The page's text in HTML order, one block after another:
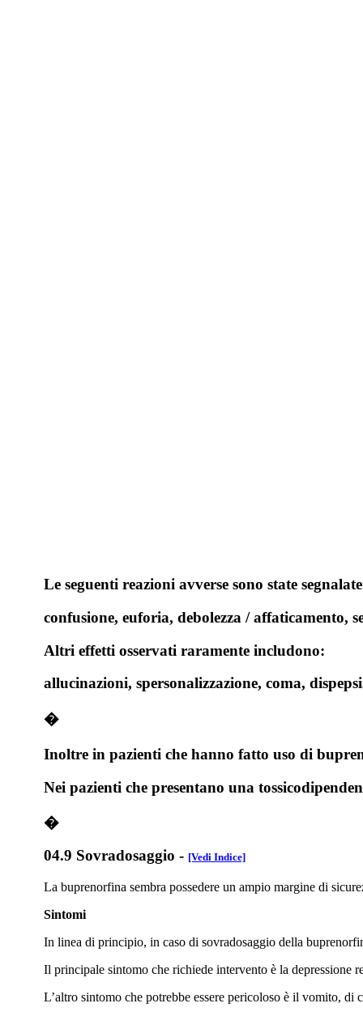
Le seguenti reazioni avverse sono state
confusione, euforia, debolezza / affaticamento,
Altri effetti osservati raramente includono:
allucinazioni, spersonalizzazione, coma,
�
Inoltre in pazienti che hanno fatto uso di
Nei pazienti che presentano una
�
04.9 Sovradosaggio - [Vedi Indice]
La buprenorfina sembra possedere un ampio margine di
Sintomi
In linea di principio, in caso di sovradosaggio della
Il principale sintomo che richiede intervento è la depressione
L’altro sintomo che potrebbe essere pericoloso è il vomito, di